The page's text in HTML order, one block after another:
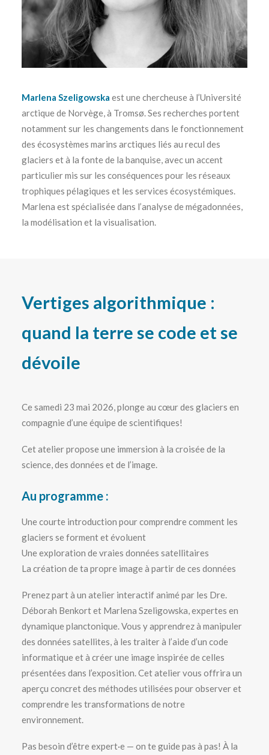
Marlena Szeligowska est une chercheuse à l’Université
arctique de Norvège, à Tromsø. Ses recherches portent
notamment sur les changements dans le fonctionnement
des écosystèmes marins arctiques liés au recul des
glaciers et à la fonte de la banquise, avec un accent
particulier mis sur les conséquences pour les réseaux
trophiques pélagiques et les services écosystémiques.
Marlena est spécialisée dans l’analyse de mégadonnées,
la modélisation et la visualisation.
Vertiges algorithmique :
quand la terre se code et se
dévoile
Ce samedi 23 mai 2026, plonge au cœur des glaciers en
compagnie d’une équipe de scientifiques!
Cet atelier propose une immersion à la croisée de la
science, des données et de l’image.
Au programme :
Une courte introduction pour comprendre comment les
glaciers se forment et évoluent
Une exploration de vraies données satellitaires
La création de ta propre image à partir de ces données
Prenez part à un atelier interactif animé par les Dre.
Déborah Benkort et Marlena Szeligowska, expertes en
dynamique planctonique. Vous y apprendrez à manipuler
des données satellites, à les traiter à l’aide d’un code
informatique et à créer une image inspirée de celles
présentées dans l’exposition. Cet atelier vous offrira un
aperçu concret des méthodes utilisées pour observer et
comprendre les transformations de notre
environnement.
Pas besoin d’être expert·e — on te guide pas à pas! À la